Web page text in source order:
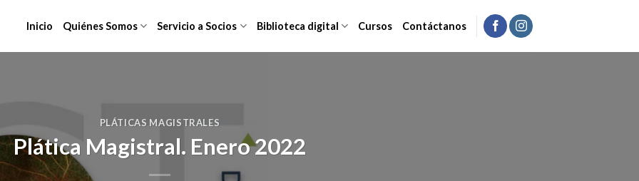
Inicio Quiénes Somos Servicio a Socios Biblioteca digital Cursos Contáctanos
PLÁTICAS MAGISTRALES
Plática Magistral. Enero 2022